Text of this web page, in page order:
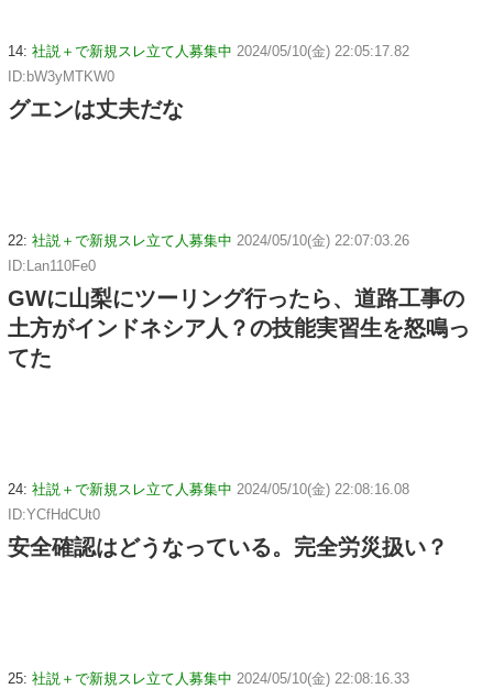
14: 社説＋で新規スレ立て人募集中 2024/05/10(金) 22:05:17.82
ID:bW3yMTKW0
グエンは丈夫だな
22: 社説＋で新規スレ立て人募集中 2024/05/10(金) 22:07:03.26
ID:Lan110Fe0
GWに山梨にツーリング行ったら、道路工事の
土方がインドネシア人？の技能実習生を怒鳴っ
てた
24: 社説＋で新規スレ立て人募集中 2024/05/10(金) 22:08:16.08
ID:YCfHdCUt0
安全確認はどうなっている。完全労災扱い？
25: 社説＋で新規スレ立て人募集中 2024/05/10(金) 22:08:16.33